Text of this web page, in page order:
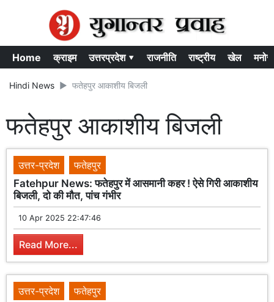
Home क्राइम उत्तरप्रदेश ▾ राजनीति राष्ट्रीय खेल
Hindi News फतेहपुर आकाशीय बिजली
फतेहपुर आकाशीय बिजली
उत्तर-प्रदेश
फतेहपुर
Fatehpur News: फतेहपुर में आसमानी कहर ! ऐसे गिरी आकाशीय
बिजली, दो की मौत, पांच गंभीर
10 Apr 2025 22:47:46
Read More...
उत्तर-प्रदेश
फतेहपुर